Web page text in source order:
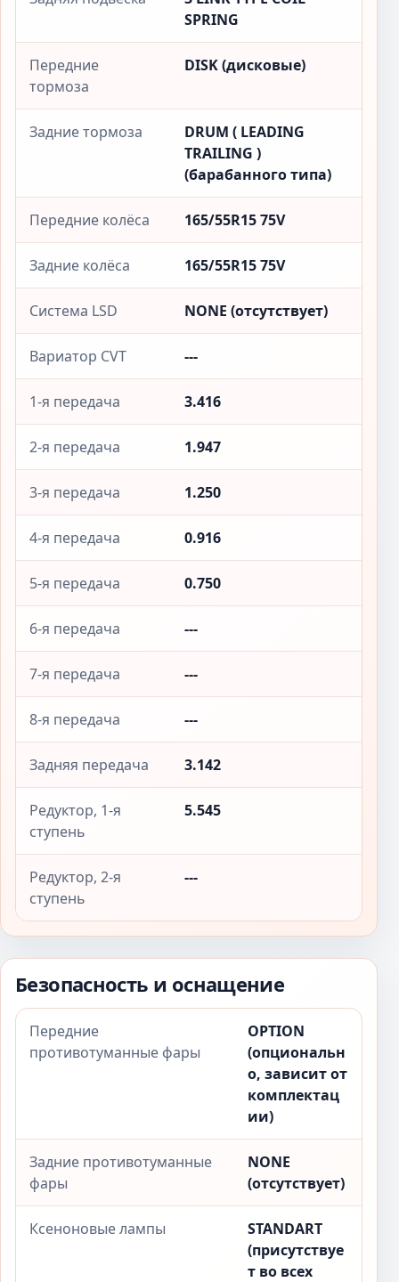
SPRING
Передние
тормоза
DISK (дисковые)
Задние тормоза
DRUM ( LEADING
TRAILING )
(барабанного типа)
Передние колёса 165/55R15 75V
Задние колёса 165/55R15 75V
Система LSD NONE (отсутствует)
Вариатор CVT ---
1-я передача 3.416
2-я передача 1.947
3-я передача 1.250
4-я передача 0.916
5-я передача 0.750
6-я передача ---
7-я передача ---
8-я передача ---
Задняя передача 3.142
Редуктор, 1-я
ступень
5.545
Редуктор, 2-я
ступень
---
Безопасность и оснащение
Передние
противотуманные фары
OPTION
(опциональн
о, зависит от
комплектац
ии)
Задние противотуманные
фары
NONE
(отсутствует)
Ксеноновые лампы
STANDART
(присутствуе
т во всех